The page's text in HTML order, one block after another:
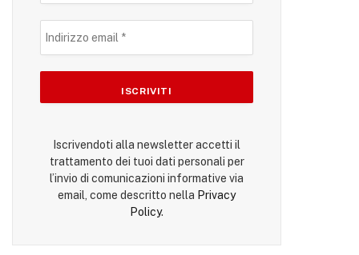
Iscrivendoti alla newsletter accetti il
trattamento dei tuoi dati personali per
l’invio di comunicazioni informative via
email, come descritto nella Privacy
Policy.